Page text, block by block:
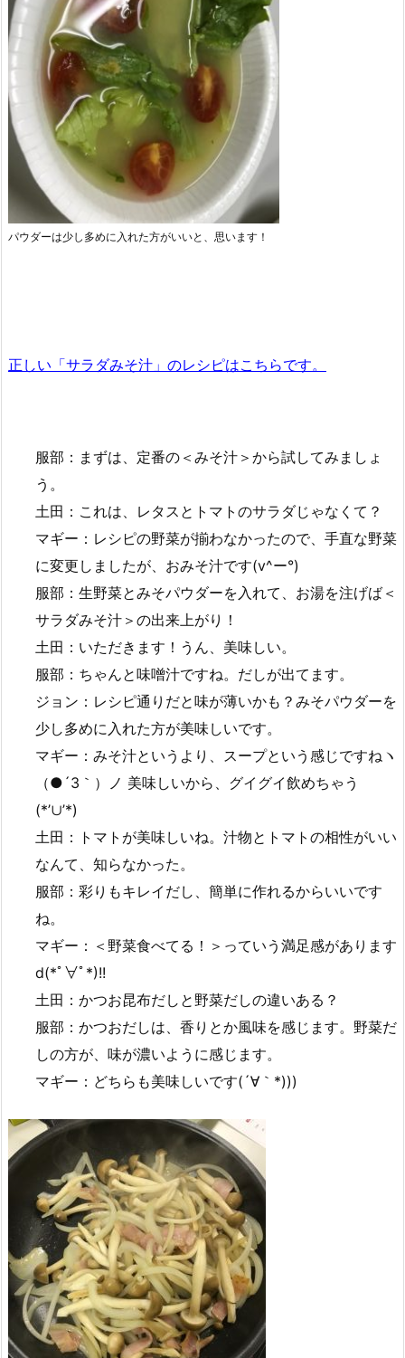
パウダーは少し多めに入れた方がいいと、思います！
正しい 「サラダみそ汁」のレシピはこちらです。
服部：まずは、定番の＜みそ汁＞から試してみましょ
う。
土田：これは、レタスとトマトのサラダじゃなくて？
マギー：レシピの野菜が揃わなかったので、手直な野菜
に変更しましたが、おみそ汁です(v^ー°)
服部：生野菜とみそパウダーを入れて、お湯を注げば＜
サラダみそ汁＞の出来上がり！
土田：いただきます！うん、美味しい。
服部：ちゃんと味噌汁ですね。だしが出てます。
ジョン：レシピ通りだと味が薄いかも？みそパウダーを
少し多めに入れた方が美味しいです。
マギー：みそ汁というより、スープという感じですねヽ
（●´3｀）ノ 美味しいから、グイグイ飲めちゃう
(*’∪’*)
土田：トマトが美味しいね。汁物とトマトの相性がいい
なんて、知らなかった。
服部：彩りもキレイだし、簡単に作れるからいいです
ね。
マギー：＜野菜食べてる！＞っていう満足感があります
d(*ﾟ∀ﾟ*)!!
土田：かつお昆布だしと野菜だしの違いある？
服部：かつおだしは、香りとか風味を感じます。野菜だ
しの方が、味が濃いように感じます。
マギー：どちらも美味しいです(´∀｀*)))